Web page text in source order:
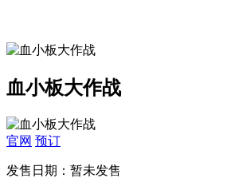
血小板大作战
官网 预订
发售日期：暂未发售